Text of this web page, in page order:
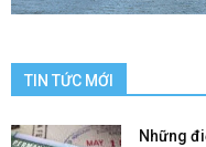
TIN TỨC MỚI
Những